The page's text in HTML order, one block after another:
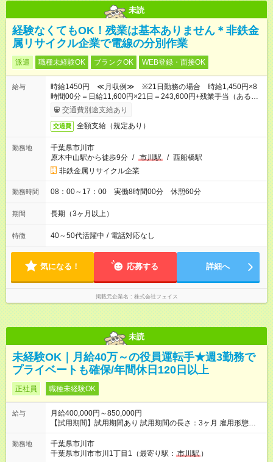
未読
経験なくてもOK！残業は基本ありません＊非鉄金
属リサイクル企業で電線の分別作業
派遣 職種未経験OK ブランクOK WEB登録・面接OK
給与
時給1450円 ≪月収例≫ ※21日勤務の場合 時給1,450円×8
時間00分＝日給11,600円×21日＝243,600円+残業手当（ある場
合）+通勤交通費
交通費別途支給あり
交通費 全額支給（規定あり）
勤務地
千葉県市川市
原木中山駅から徒歩9分 / 市川駅 / 西船橋駅
非鉄金属リサイクル企業
勤務時間 08：00～17：00 実働8時間00分 休憩60分
期間 長期（3ヶ月以上）
特徴 40～50代活躍中 / 電話対応なし
気になる！ 応募する 詳細へ
掲載元企業名 株式会社フェイス
未読
未経験OK｜月給40万～の役員運転手★週3勤務で
プライベートも確保/年間休日120日以上
正社員 職種未経験OK
給与
月給400,000円～850,000円
【試用期間】試用期間あり 試用期間の長さ：3ヶ月 雇用形態、
給与は本採用時と同じです。 試採用時も本採用と条件等に変更
はございません！
勤務地
千葉県市川市
千葉県市川市市川1丁目1（最寄り駅： 市川駅 ）